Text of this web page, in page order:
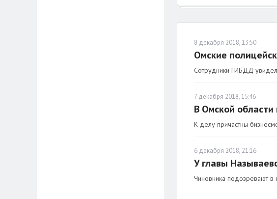
8 декабря 2018, 13:50
Омские
Сотрудники ГИБДД
7 декабря 2018, 15:46
В Омской
К делу причастны
6 декабря 2018, 21:16
У главы
Чиновника подозревают в